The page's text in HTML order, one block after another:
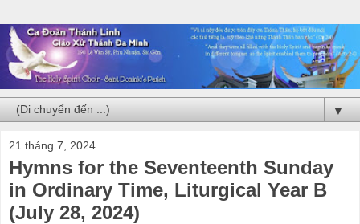
▼
21 tháng 7, 2024
Hymns for the Seventeenth Sunday
in Ordinary Time, Liturgical Year B
(July 28, 2024)